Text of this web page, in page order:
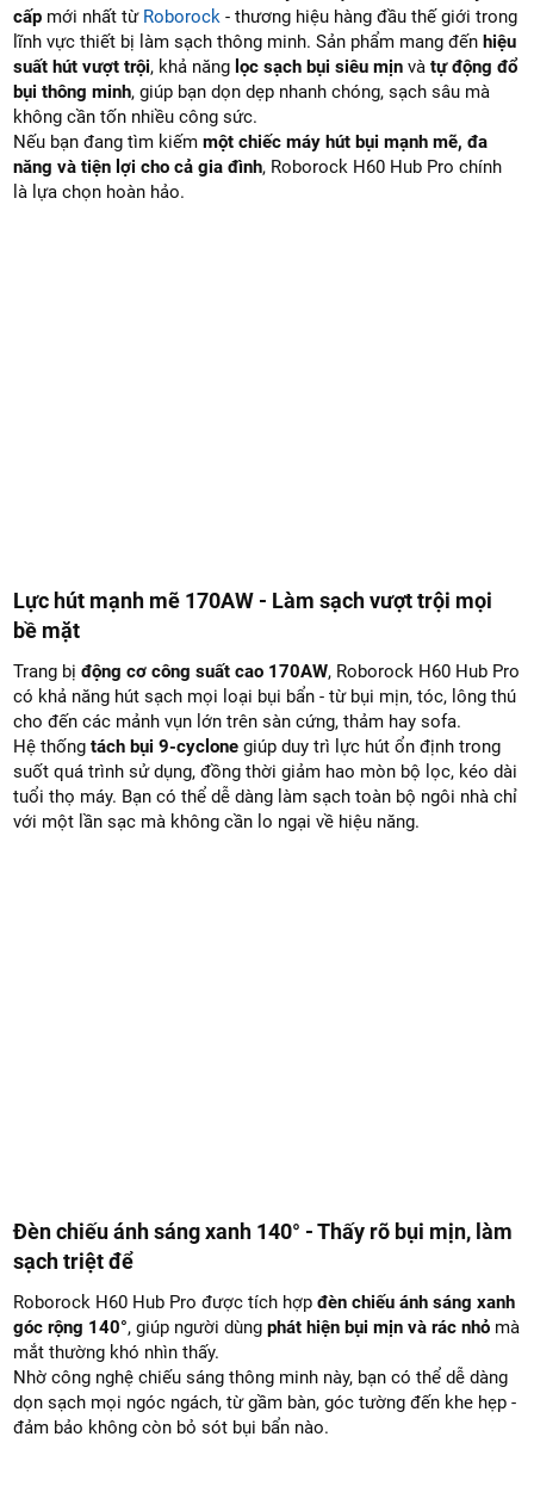
cấp mới nhất từ Roborock - thương hiệu hàng đầu thế giới trong
lĩnh vực thiết bị làm sạch thông minh. Sản phẩm mang đếnhiệu
suất hút vượt trội, khả năng lọc sạch bụi siêu mịn vàtự động đổ
bụi thông minh, giúp bạn dọn dẹp nhanh chóng, sạch sâu mà
không cần tốn nhiều công sức.
Nếu bạn đang tìm kiếmmột chiếc máy hút bụi mạnh mẽ, đa
năng và tiện lợi cho cả gia đình, Roborock H60 Hub Pro chính
là lựa chọn hoàn hảo.
Lực hút mạnh mẽ 170AW - Làm sạch vượt trội mọi
bề mặt
Trang bịđộng cơ công suất cao 170AW, Roborock H60 Hub Pro
có khả năng hút sạch mọi loại bụi bẩn - từ bụi mịn, tóc, lông thú
cho đến các mảnh vụn lớn trên sàn cứng, thảm hay sofa.
Hệ thốngtách bụi 9-cyclone giúp duy trì lực hút ổn định trong
suốt quá trình sử dụng, đồng thời giảm hao mòn bộ lọc, kéo dài
tuổi thọ máy. Bạn có thể dễ dàng làm sạch toàn bộ ngôi nhà chỉ
với một lần sạc mà không cần lo ngại về hiệu năng.
Đèn chiếu ánh sáng xanh 140° - Thấy rõ bụi mịn, làm
sạch triệt để
Roborock H60 Hub Pro được tích hợpđèn chiếu ánh sáng xanh
góc rộng 140°, giúp người dùngphát hiện bụi mịn và rác nhỏ mà
mắt thường khó nhìn thấy.
Nhờ công nghệ chiếu sáng thông minh này, bạn có thể dễ dàng
dọn sạch mọi ngóc ngách, từ gầm bàn, góc tường đến khe hẹp -
đảm bảo không còn bỏ sót bụi bẩn nào.